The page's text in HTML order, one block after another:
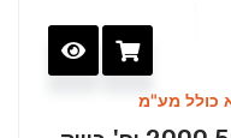
כולל מע"מ